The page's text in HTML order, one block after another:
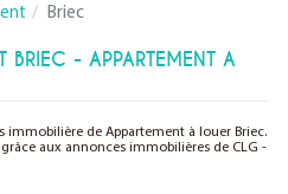
Briec
BRIEC - APPARTEMENT A
immobilière de Appartement à louer Briec.
aux annonces immobilières de CLG -